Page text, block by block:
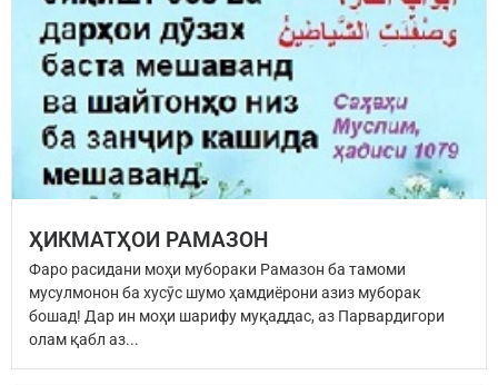
ҲИКМАТҲОИ РАМАЗОН
Фаро расидани моҳи мубораки Рамазон ба тамоми
мусулмонон ба хусӯс шумо ҳамдиёрони азиз муборак
бошад! Дар ин моҳи шарифу муқаддас, аз Парвардигори
олам қабл аз...